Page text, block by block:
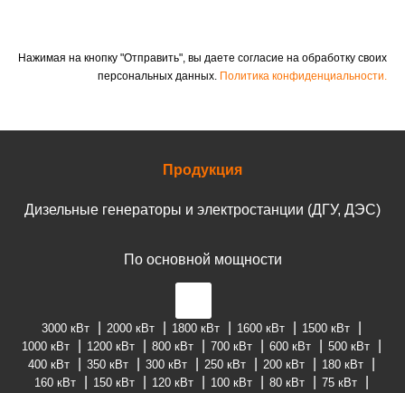
Нажимая на кнопку "Отправить", вы даете согласие на обработку своих
персональных данных. Политика конфиденциальности.
Продукция
Дизельные генераторы и электростанции (ДГУ, ДЭС)
По основной мощности
3000 кВт 2000 кВт 1800 кВт 1600 кВт
1500 кВт
1000 кВт
1200 кВт 800 кВт 700 кВт 600 кВт
500 кВт
400 кВт
350 кВт 300 кВт 250 кВт 200 кВт
180 кВт
160 кВт
150 кВт 120 кВт 100 кВт 80 кВт
75 кВт